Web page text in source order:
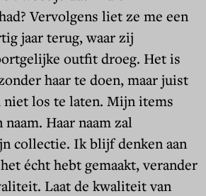
Vervolgens liet ze me een
jaar terug, waar zij
outfit droeg. Het is
haar te doen, maar juist
niet los te laten. Mijn items
Haar naam zal
collectie. Ik blijf denken aan
écht hebt gemaakt, verander
Laat de kwaliteit van